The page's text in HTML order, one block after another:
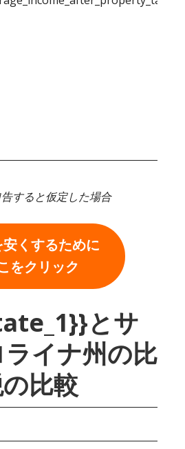
すると仮定した場合
くするために
をクリック
とサ
イナ州の比
比較